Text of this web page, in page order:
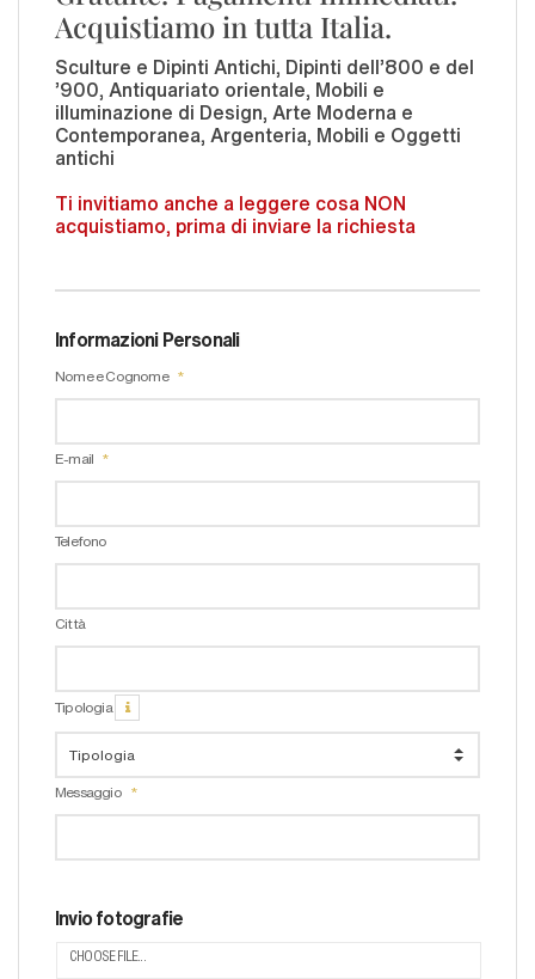
Acquistiamo in tutta Italia.
Sculture e Dipinti Antichi, Dipinti dell'800 e del
'900, Antiquariato orientale, Mobili e
illuminazione di Design, Arte Moderna e
Contemporanea, Argenteria, Mobili e Oggetti
antichi
Ti invitiamo anche a leggere cosa NON
acquistiamo, prima di inviare la richiesta
Informazioni Personali
Nome e Cognome
E-mail
Telefono
Città
Tipologia
Messaggio
Invio fotografie
CHOOSE FILE...